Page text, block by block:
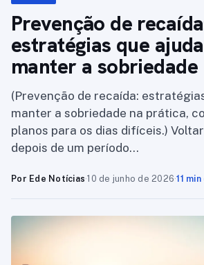
Prevenção de
estratégias que
manter a sobriedade
(Prevenção de recaída:
manter a sobriedade na prática,
planos para os dias difíceis.)
depois de um período…
Por Ede Notícias·10 de junho de 2026·11